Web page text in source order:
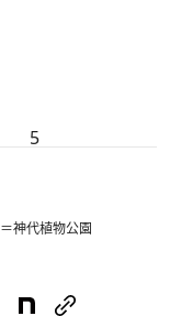
5
神代植物公園